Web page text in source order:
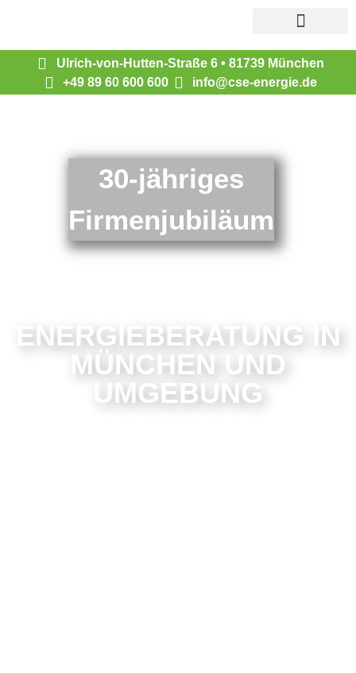
Ulrich-von-Hutten-Straße 6 • 81739 München
+49 89 60 600 600
info@cse-energie.de
ENERGIEBERATUNG IN
MÜNCHEN UND
UMGEBUNG
30-jähriges
Firmenjubiläum